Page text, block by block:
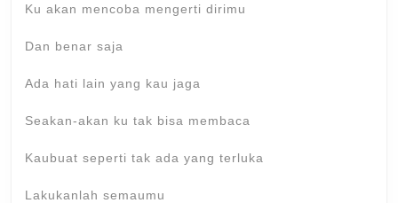
Ku akan mencoba mengerti dirimu
Dan benar saja
Ada hati lain yang kau jaga
Seakan-akan ku tak bisa membaca
Kaubuat seperti tak ada yang terluka
Lakukanlah semaumu